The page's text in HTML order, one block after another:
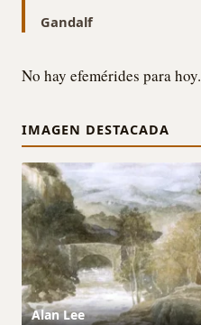
Gandalf
No hay efemérides para hoy.
IMAGEN DESTACADA
Alan Lee